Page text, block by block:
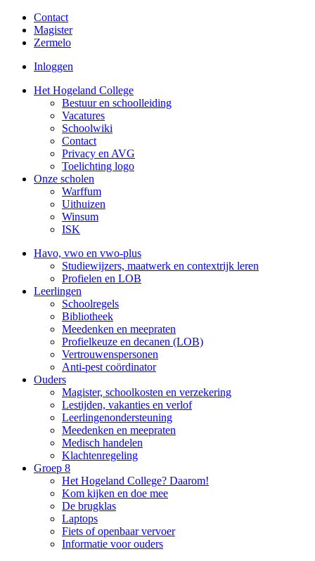
Contact
Magister
Zermelo
Inloggen
Het Hogeland College
Bestuur en schoolleiding
Vacatures
Schoolwiki
Contact
Privacy en AVG
Toelichting logo
Onze scholen
Warffum
Uithuizen
Winsum
ISK
Havo, vwo en vwo-plus
Studiewijzers, maatwerk en contextrijk leren
Profielen en LOB
Leerlingen
Schoolregels
Bibliotheek
Meedenken en meepraten
Profielkeuze en decanen (LOB)
Vertrouwenspersonen
Anti-pest coördinator
Ouders
Magister, schoolkosten en verzekering
Lestijden, vakanties en verlof
Leerlingenondersteuning
Meedenken en meepraten
Medisch handelen
Klachtenregeling
Groep 8
Het Hogeland College? Daarom!
Kom kijken en doe mee
De brugklas
Laptops
Fiets of openbaar vervoer
Informatie voor ouders